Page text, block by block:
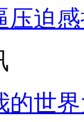
压迫
的世